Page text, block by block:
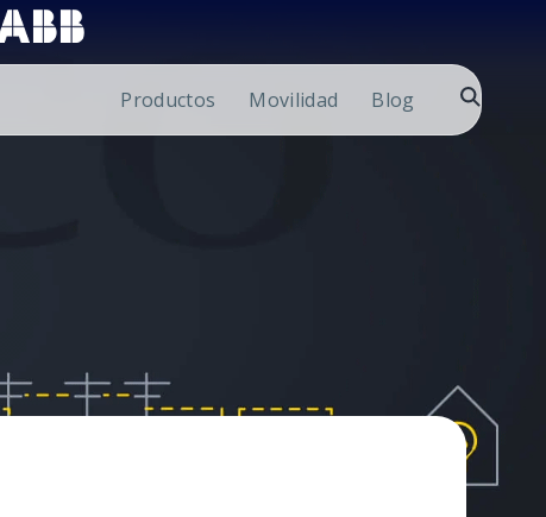
Productos Movilidad Blog